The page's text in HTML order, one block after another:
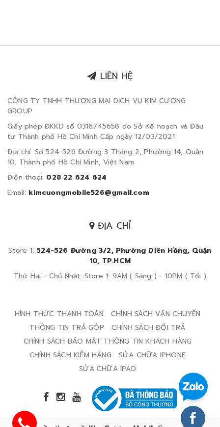
LIÊN HỆ
CÔNG TY TNHH THƯƠNG MẠI DỊCH VỤ KIM CƯƠNG
GROUP
Giấy phép ĐKKD số 0316745658 do Sở Kế hoạch và Đầu
tư Thành phố Hồ Chí Minh Cấp ngày 12/03/2021
Địa chỉ: Số 524-526 Đường 3 Tháng 2, Phường 14, Quận
10, Thành phố Hồ Chí Minh, Việt Nam
Điện thoại: 028 22 624 624
Email: kimcuongmobile526@gmail.com
ĐỊA CHỈ
Store 1: 524-526 Đường 3/2, Phường Diên Hồng, Quận
10, TP.HCM
Thứ Hai - Chủ Nhật: Store 1: 9AM ( Sáng ) - 10PM ( Tối )
HÌNH THỨC THANH TOÁN
CHÍNH SÁCH VẬN CHUYỂN
THÔNG TIN TRẢ GÓP
CHÍNH SÁCH ĐỔI TRẢ
CHÍNH SÁCH BẢO MẬT THÔNG TIN KHÁCH HÀNG
CHÍNH SÁCH KIỂM HÀNG
SỬA CHỮA IPHONE
SỬA CHỮA IPAD